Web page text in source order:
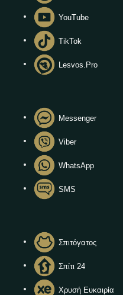
YouTube
TikTok
Lesvos.Pro
Messenger
Viber
WhatsApp
SMS
Σπιτόγατος
Σπίτι 24
Χρυσή Ευκαιρία